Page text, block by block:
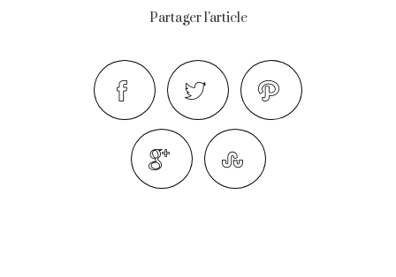
Partager l'article